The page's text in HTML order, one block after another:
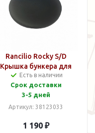
Rancilio Rocky S/D
Крышка бункера для
зерен
Есть в наличии
Срок доставки
3-5 дней
Артикул: 38123033
1 190 ₽